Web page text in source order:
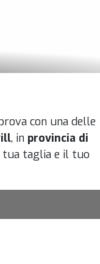
con una delle
, in provincia di
tua taglia e il tuo